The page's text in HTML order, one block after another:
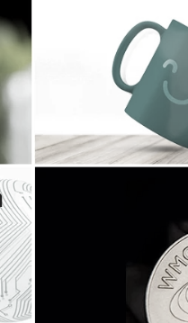
วสดใส หนาแน่น
FOREST)
มาณ 1,400 ไร่
อสังคม
อความกินดีอยู่ดี
ามสุขอย่างยั่งยืน
หาในภาพกว้าง
กปัญหาจุดเล็กๆ